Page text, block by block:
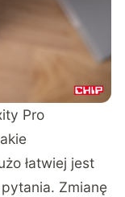
Pro
łatwiej jest
Zmianę